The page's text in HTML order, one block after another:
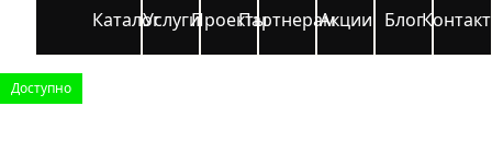
КаталогУслугиПроектыПартнерамАкции Блог
Доступно